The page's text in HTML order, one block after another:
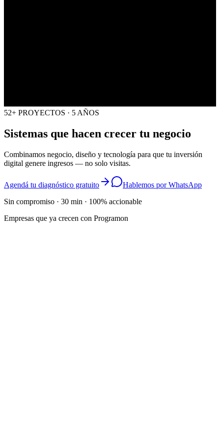
52+ PROYECTOS · 5 AÑOS
Sistemas que hacencrecertu negocio
Combinamos negocio, diseño y tecnología para que tu inversión
digital genere ingresos — no solo visitas.